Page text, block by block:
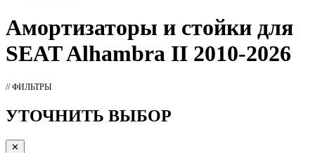
Амортизаторы и стойки для
SEAT Alhambra II 2010-2026
// ФИЛЬТРЫ
УТОЧНИТЬ ВЫБОР
✕